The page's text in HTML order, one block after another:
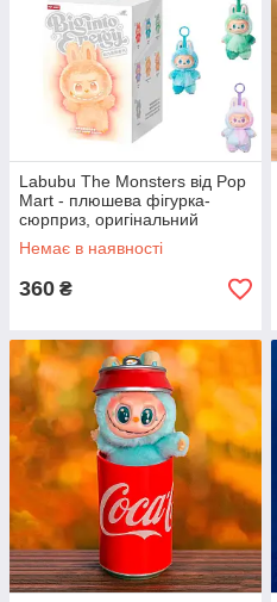
Labubu The Monsters від Pop
Mart - плюшева фігурка-
сюрприз, оригінальний
брелок Labubu
Немає в наявності
360 ₴